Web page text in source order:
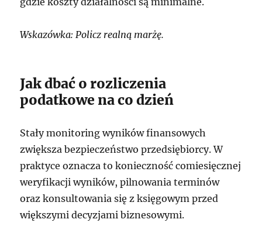
Wskazówka: Policz realną marżę.
Jak dbać o rozliczenia
podatkowe na co dzień
Stały monitoring wyników finansowych
zwiększa bezpieczeństwo przedsiębiorcy. W
praktyce oznacza to konieczność comiesięcznej
weryfikacji wyników, pilnowania terminów
oraz konsultowania się z księgowym przed
większymi decyzjami biznesowymi.